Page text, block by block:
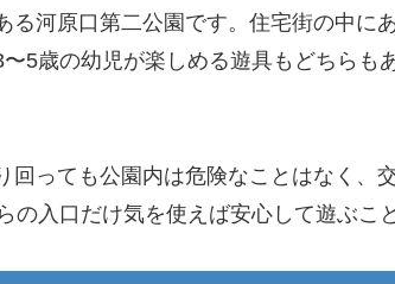
る河原口第二公園です。住宅街の中に
5歳の幼児が楽しめる遊具もどちらも
回っても公園内は危険なことはなく、
の入口だけ気を使えば安心して遊ぶこ